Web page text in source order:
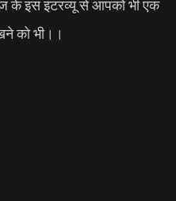
के इस इंटरव्यू से आपको भी एक
को भी।।